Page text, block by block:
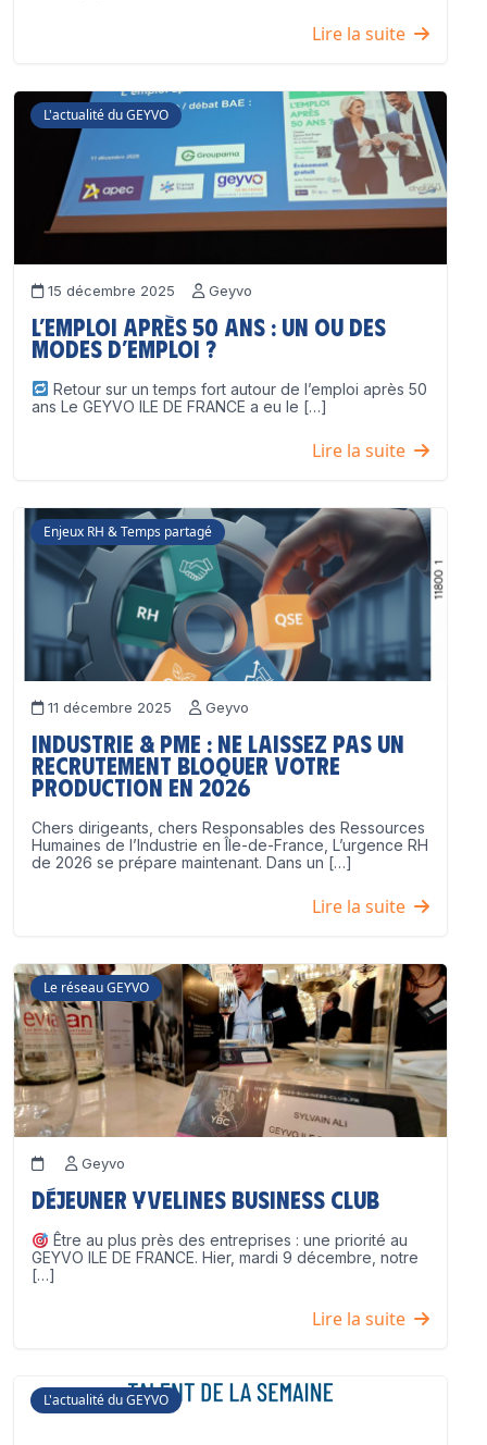
Lire la suite
L'actualité du GEYVO
15 décembre 2025 Geyvo
L’emploi après 50 ans : un ou des
modes d’emploi ?
Retour sur un temps fort autour de l’emploi après 50
ans Le GEYVO ILE DE FRANCE a eu le […]
Lire la suite
Enjeux RH & Temps partagé
11 décembre 2025 Geyvo
Industrie & PME : ne laissez pas un
recrutement bloquer votre
production en 2026
Chers dirigeants, chers Responsables des Ressources
Humaines de l’Industrie en Île-de-France, L’urgence RH
de 2026 se prépare maintenant. Dans un […]
Lire la suite
Le réseau GEYVO
Geyvo
Déjeuner Yvelines Business Club
Être au plus près des entreprises : une priorité au
GEYVO ILE DE FRANCE. Hier, mardi 9 décembre, notre
[…]
Lire la suite
L'actualité du GEYVO